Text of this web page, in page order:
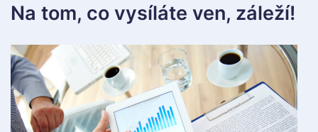
Na tom, co vysíláte ven, záleží!